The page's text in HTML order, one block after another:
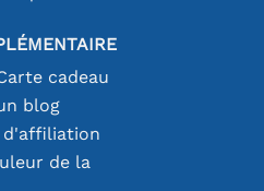
cadeau
blog
d'affiliation
de la